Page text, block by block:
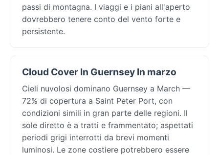
passi di montagna. I viaggi e i piani all'aperto
dovrebbero tenere conto del vento forte e
persistente.
Cloud Cover In Guernsey In marzo
Cieli nuvolosi dominano Guernsey a March —
72% di copertura a Saint Peter Port, con
condizioni simili in gran parte delle regioni. Il
sole diretto è a tratti e frammentato; aspettati
periodi grigi interrotti da brevi momenti
luminosi. Le zone costiere potrebbero essere